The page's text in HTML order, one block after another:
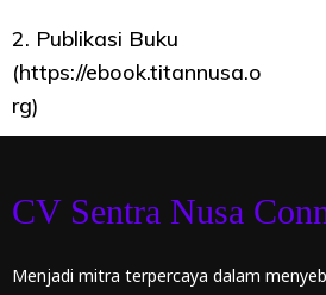
2. Publikasi Buku
(https://ebook.titannusa.o
rg)
CV Sentra Nusa
Menjadi mitra terpercaya dalam